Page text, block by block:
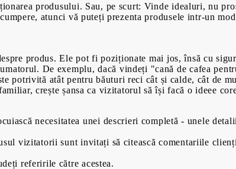
Cărți
Jocuri
Filme
47000Lei 859
produsului. Sau, pe scurt: Vinde idealuri, nu
atunci vă puteți prezenta produsele intr-un mod
produs. Ele pot fi poziționate mai jos, însă cu
De exemplu, dacă vindeți "cană de cafea
potrivită atât pentru băuturi reci cât și calde, cât de
crește șansa ca vizitatorul să își facă o ideee
necesitatea unei descrieri completă - unele
vizitatorii sunt invitați să citească comentariile
referirile către acestea.